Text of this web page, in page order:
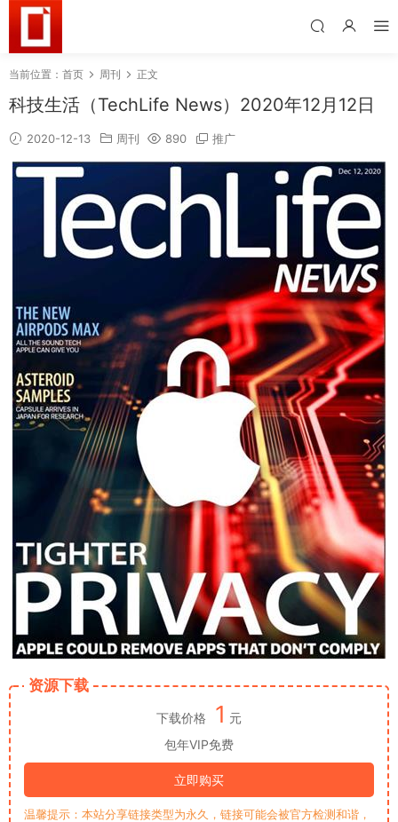
当前位置： 首页 周刊 正文
科技生活（TechLife News）2020年12月12日
2020-12-13 周刊 890 推广
资源下载
下载价格 1 元
包年VIP免费
立即购买
温馨提示：本站分享链接类型为永久，链接可能会被官方检测和谐，